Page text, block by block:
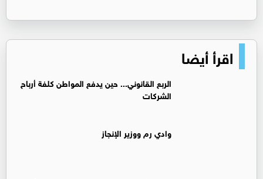
اقرأ أيضا
الربع القانوني... حين يدفع المواطن كلفة أرباح
الشركات
وادي رم ووزير الإنجاز